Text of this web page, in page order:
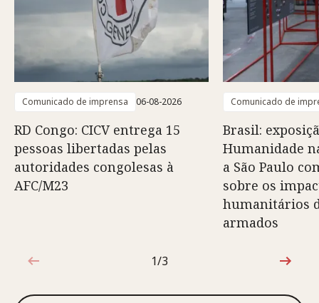
Comunicado de imprensa 06-08-2026
RD Congo: CICV entrega 15
pessoas libertadas pelas
autoridades congolesas à
AFC/M23
Comunicado de
Brasil:
Humanidade
a São Paulo
sobre os
humanitários
armados
1 de 3
1/3